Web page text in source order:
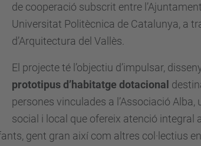
de cooperació subscrit entre
Universitat Politècnica de Catalunya, a
d’Arquitectura del Vallès.
El projecte té l’objectiu d’impulsar,
prototipus d’habitatge dotacional
persones vinculades a l’Associació
social i local que ofereix atenció integral
gent gran així com altres col·lectius